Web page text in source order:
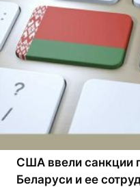
США ввели санкции
Беларуси и ее